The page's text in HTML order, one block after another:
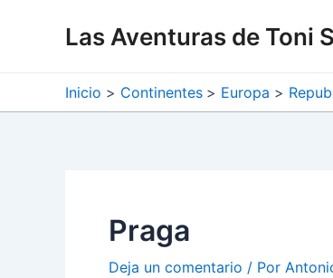
Las Aventuras de Toni
Inicio Continentes Europa
Praga
Deja un comentario / Por
de